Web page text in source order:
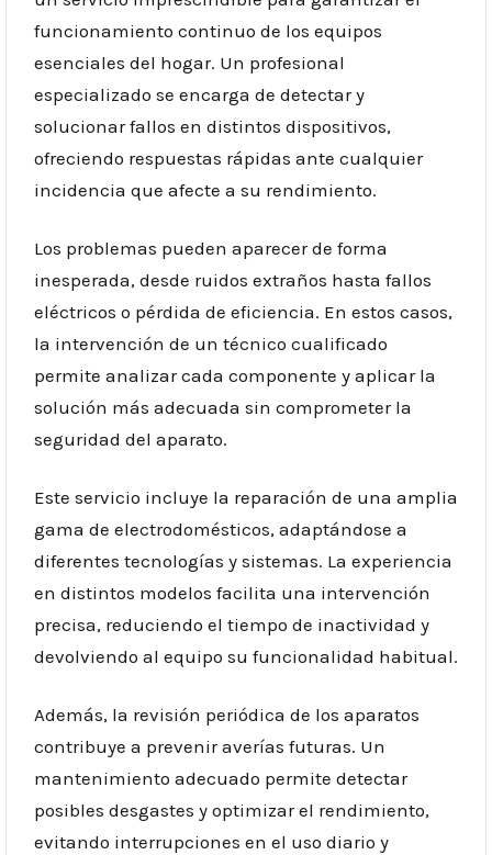
funcionamiento continuo de los equipos
esenciales del hogar. Un profesional
especializado se encarga de detectar y
solucionar fallos en distintos dispositivos,
ofreciendo respuestas rápidas ante cualquier
incidencia que afecte a su rendimiento.
Los problemas pueden aparecer de forma
inesperada, desde ruidos extraños hasta fallos
eléctricos o pérdida de eficiencia. En estos casos,
la intervención de un técnico cualificado
permite analizar cada componente y aplicar la
solución más adecuada sin comprometer la
seguridad del aparato.
Este servicio incluye la reparación de una amplia
gama de electrodomésticos, adaptándose a
diferentes tecnologías y sistemas. La experiencia
en distintos modelos facilita una intervención
precisa, reduciendo el tiempo de inactividad y
devolviendo al equipo su funcionalidad habitual.
Además, la revisión periódica de los aparatos
contribuye a prevenir averías futuras. Un
mantenimiento adecuado permite detectar
posibles desgastes y optimizar el rendimiento,
evitando interrupciones en el uso diario y